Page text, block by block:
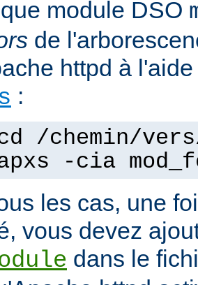
module DSO
de
httpd à
:
/chemin/
-cia
les cas, une
vous devez
dans le